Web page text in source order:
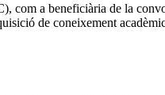
a beneficiària de la
de coneixement